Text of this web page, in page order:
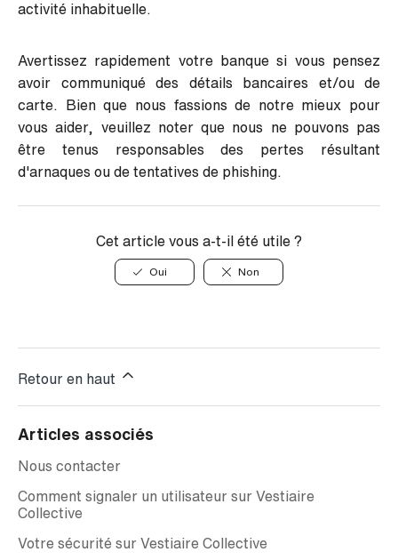
activité inhabituelle.
Avertissez rapidement votre banque si vous pensez
avoir communiqué des détails bancaires et/ou de
carte. Bien que nous fassions de notre mieux pour
vous aider, veuillez noter que nous ne pouvons pas
être tenus responsables des pertes résultant
d'arnaques ou de tentatives de phishing.
Cet article vous a-t-il été utile ?
Oui Non
Retour en haut
Articles associés
Nous contacter
Comment signaler un utilisateur sur Vestiaire
Collective
Votre sécurité sur Vestiaire Collective